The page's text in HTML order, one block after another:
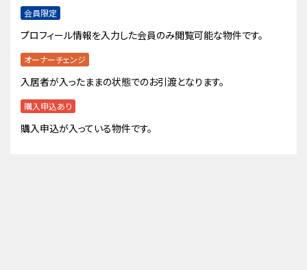
会員限定
プロフィール情報を入力した会員のみ閲覧可能な物件です。
オーナーチェンジ
入居者が入ったままの状態でのお引渡となります。
購入申込あり
購入申込が入っている物件です。